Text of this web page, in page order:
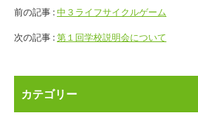
前の記事 :中３ライフサイクルゲーム
次の記事 :第１回学校説明会について
カテゴリー